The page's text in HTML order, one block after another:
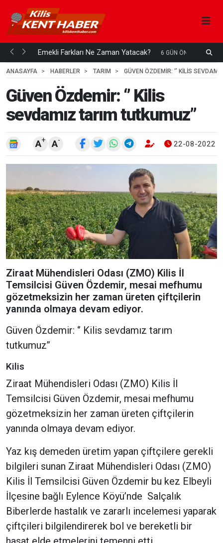
mi... Emekli Farkları Ne Zaman Yatacak? 6 GÜN ÖNCE
ANASAYFA
HABERLER TARIM GÜVEN ÖZDEMIR: ‘’ KILIS
Güven Özdemir: ‘’ Kilis
sevdamız tarım tutkumuz’’
A+ A- 22-08-2022
Ziraat Mühendisleri Odası (ZMO) Kilis İl
Temsilcisi Güven Özdemir, mesai mefhumu
gözetmeksizin her zaman üreten çiftçilerin
yanında olmaya devam ediyor.
Güven Özdemir: ‘’ Kilis sevdamız tarım
tutkumuz’’
Kilis
Ziraat Mühendisleri Odası (ZMO) Kilis İl
Temsilcisi Güven Özdemir, mesai mefhumu
gözetmeksizin her zaman üreten çiftçilerin
yanında olmaya devam ediyor.
Yaz kış demeden üretim yapan çiftçilere gerekli
bilgileri sunan Ziraat Mühendisleri Odası (ZMO)
Kilis İl Temsilcisi Güven Özdemir bu kez Elbeyli
İlçesine bağlı Eylence Köyü’nde Salçalık
Biberlerde hastalık ve zararlı incelemesi yaparak
çiftçileri bilgilendirerek bol ve bereketli bir